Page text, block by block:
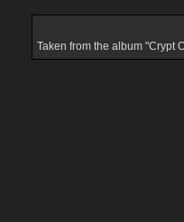
Taken from the album "Crypt